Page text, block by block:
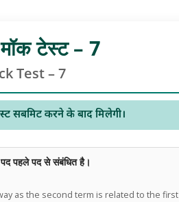
टेस्ट – 7
Test – 7
सबमिट करने के बाद मिलेगी।
पहले पद से संबंधित है।
as the second term is related to the first